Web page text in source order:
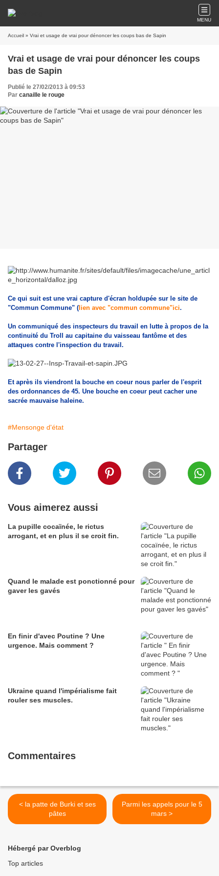
MENU
Accueil » Vrai et usage de vrai pour dénoncer les coups bas de Sapin
Vrai et usage de vrai pour dénoncer les coups
bas de Sapin
Publié le 27/02/2013 à 09:53
Par canaille le rouge
Ce qui suit est une vrai capture d'écran holdupée sur le site de
"Commun Commune" ( lien avec "commun commune"ici.
Un communiqué des inspecteurs du travail en lutte à propos de la
continuité du Troll au capitaine du vaisseau fantôme et des
attaques contre l'inspection du travail.
Et après ils viendront la bouche en coeur nous parler de l'esprit
des ordonnances de 45. Une bouche en coeur peut cacher une
sacrée mauvaise haleine.
#Mensonge d'état
Partager
Vous aimerez aussi
La pupille cocaïnée, le rictus
arrogant, et en plus il se croit fin.
Quand le malade est ponctionné pour
gaver les gavés
En finir d'avec Poutine ? Une
urgence. Mais comment ?
Ukraine quand l'impérialisme fait
rouler ses muscles.
Commentaires
< la patte de Burki et ses
pâtes
Parmi les appels pour le 5
mars >
Hébergé par Overblog
Top articles